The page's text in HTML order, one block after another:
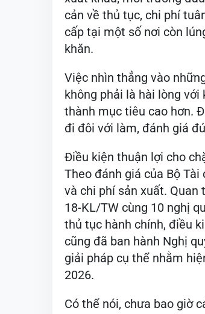
cản về thủ tục, chi phí
cấp tại một số nơi còn
khăn.
Việc nhìn thẳng vào
không phải là hài lòng
thành mục tiêu cao hơn.
đi đôi với làm, đánh giá
Điều kiện thuận lợi cho
Theo đánh giá của Bộ
và chi phí sản xuất. Quan
18-KL/TW cùng 10 nghị
thủ tục hành chính, điều
cũng đã ban hành Nghị
giải pháp cụ thể nhằm
2026.
Có thể nói, chưa bao giờ